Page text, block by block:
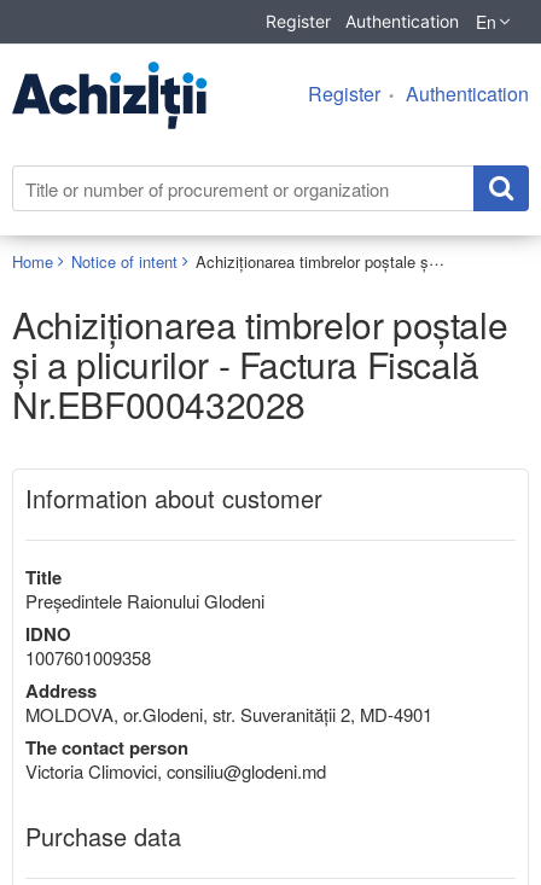
Register Authentication En
Register Authentication
Home Notice of intent Achiziționarea timbrelor poștale și a plicurilor - Factura Fiscală Nr.EBF000432028
Achiziționarea timbrelor poștale
și a plicurilor - Factura Fiscală
Nr.EBF000432028
Information about customer
Title
Președintele Raionului Glodeni
IDNO
1007601009358
Address
MOLDOVA, or.Glodeni, str. Suveranității 2, MD-4901
The contact person
Victoria Climovici, consiliu@glodeni.md
Purchase data